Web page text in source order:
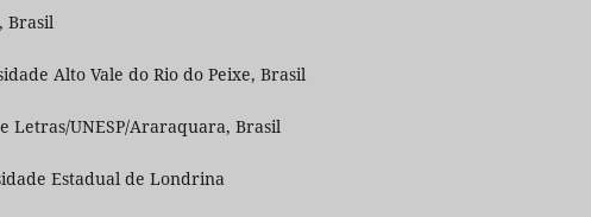
Brasil
Alto Vale do Rio do Peixe, Brasil
Letras/UNESP/Araraquara, Brasil
Estadual de Londrina